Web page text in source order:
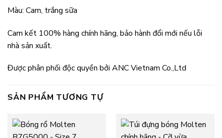
Màu: Cam, trắng sữa
Cam kết 100% hàng chính hãng, bảo hành đổi mới nếu lỗi
nhà sản xuất.
Được phân phối độc quyền bởi ANC Vietnam Co.,Ltd
SẢN PHẨM TƯƠNG TỰ